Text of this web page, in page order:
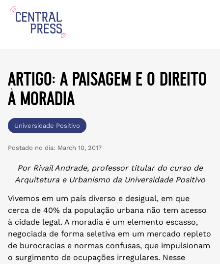
artigo: a paisagem e o direito
à moradia
Universidade Positivo
Postado no dia: March 10, 2017
Por Rivail Andrade, professor titular do curso de
Arquitetura e Urbanismo da Universidade Positivo
Vivemos em um país diverso e desigual, em que
cerca de 40% da população urbana não tem acesso
à cidade legal. A moradia é um elemento escasso,
negociada de forma seletiva em um mercado repleto
de burocracias e normas confusas, que impulsionam
o surgimento de ocupações irregulares. Nesse